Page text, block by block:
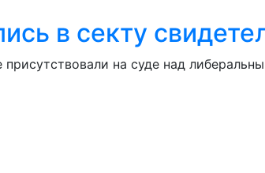
в секту
на суде над